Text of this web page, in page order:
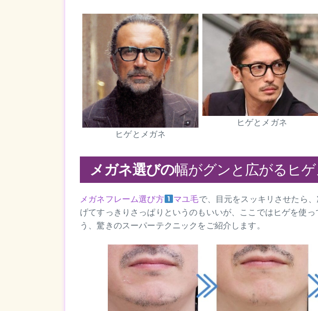
ヒゲとメガネ
ヒゲとメガネ
メガネ選びの幅がグンと広がるヒ
メガネフレーム選び方 マユ毛で、目元をスッキリさせたら
げてすっきりさっぱりというのもいいが、ここではヒゲを使
う、驚きのスーパーテクニックをご紹介します。